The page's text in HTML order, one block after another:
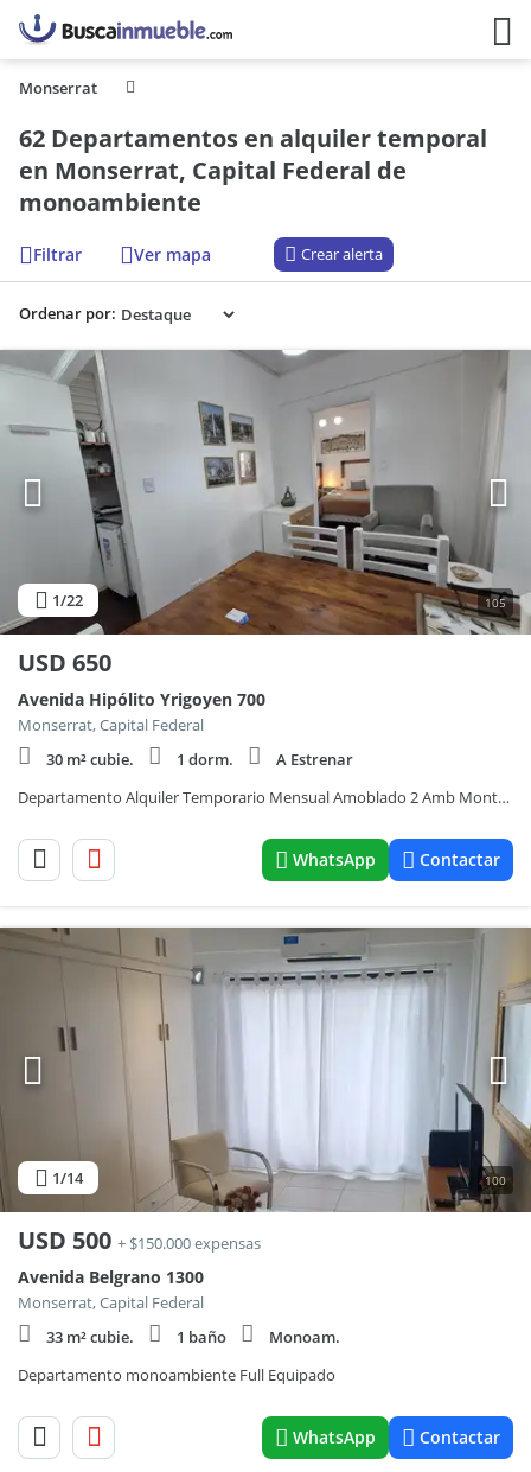
Monserrat
62 Departamentos en alquiler temporal
en Monserrat, Capital Federal de
monoambiente
Filtrar Ver mapa Crear alerta
Ordenar por:
1/22 105
USD 650
Avenida Hipólito Yrigoyen 700
Monserrat, Capital Federal
30 m² cubie.
1 dorm.
A Estrenar
Departamento Alquiler Temporario Mensual Amoblado 2 Amb Montserrat
WhatsApp Contactar
1/14 100
USD 500 + $150.000 expensas
Avenida Belgrano 1300
Monserrat, Capital Federal
33 m² cubie.
1 baño
Monoam.
Departamento monoambiente Full Equipado
WhatsApp Contactar